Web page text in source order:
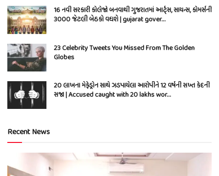
16 નવી સરકારી કોલેજો બનવાથી ગુજરાતમાં આર્ટ્સ, સાયન્સ, કોમર્સની
3000 જેટલી બેઠકો વધશે | gujarat gover…
23 Celebrity Tweets You Missed From The Golden
Globes
20 લાખના મેફેડ્રોન સાથે ઝડપાયેલા આરોપીને 12 વર્ષની સખ્ત કેદની
સજા | Accused caught with 20 lakhs wor…
Recent News